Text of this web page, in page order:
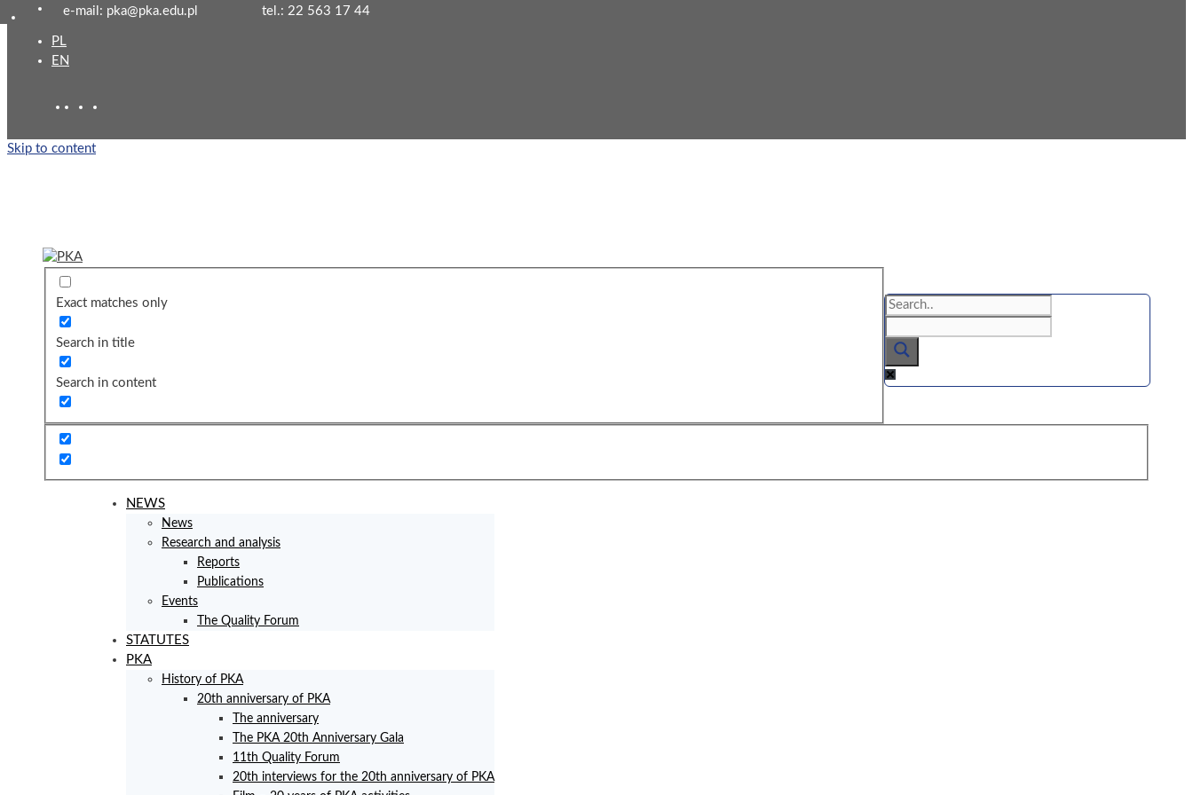
e-mail: pka@pka.edu.pl tel.: 22 563 17 44
PL
EN
Skip to content
Exact matches only
Search in title
Search in content
NEWS
News
Research and analysis
Reports
Publications
Events
The Quality Forum
STATUTES
PKA
History of PKA
20th anniversary of PKA
The anniversary
The PKA 20th Anniversary Gala
11th Quality Forum
20th interviews for the 20th anniversary of PKA